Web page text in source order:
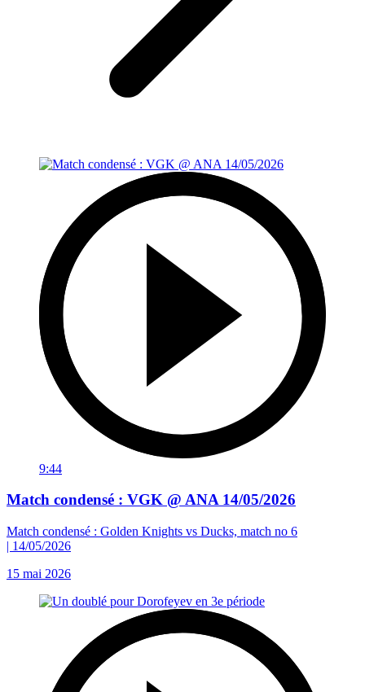
9:44
Match condensé : VGK @ ANA 14/05/2026
Match condensé : Golden Knights vs Ducks, match no 6
| 14/05/2026
15 mai 2026